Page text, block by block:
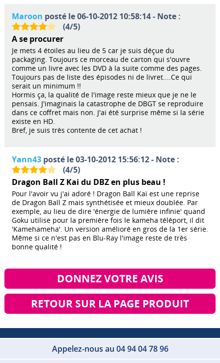
Maroon posté le 06-10-2012 10:58:14 - Note :
(4/5)
A se procurer
Je mets 4 étoiles au lieu de 5 car je suis déçue du
packaging. Toujours ce morceau de carton qui s'ouvre
comme un livre avec les DVD à la suite comme des pages.
Toujours pas de liste des épisodes ni de livret....Ce qui
serait un minimum !!
Hormis ça, la qualité de l'image reste mieux que je ne le
pensais. J'imaginais la catastrophe de DBGT se reproduire
dans ce coffret mais non. J'ai été surprise même si la série
existe en HD.
Bref, je suis très contente de cet achat !
Yann43posté le 03-10-2012 15:56:12 - Note :
(4/5)
Dragon Ball Z Kai du DBZ en plus beau !
Pour l'avoir vu j'ai adoré ! Dragon Ball Kaï est une reprise
de Dragon Ball Z mais synthétisée et mieux doublée. Par
exemple, au lieu de dire 'énergie de lumière infinie' quand
Goku utilise pour la première fois le kameha téléport, il dit
'Kamehameha'. Un version amélioré en gros de la 1er série.
Même si ce n'est pas en Blu-Ray l'image reste de très
bonne qualité !
DONNEZ VOTRE AVIS
RETOUR SUR LA PAGE PRODUIT
Appelez-nous au 04 94 04 78 96